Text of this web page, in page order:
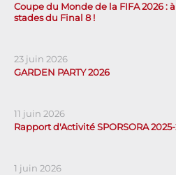
Coupe du Monde de la FIFA 2026 :
stades du Final 8 !
23 juin 2026
GARDEN PARTY 2026
11 juin 2026
Rapport d'Activité SPORSORA
1 juin 2026